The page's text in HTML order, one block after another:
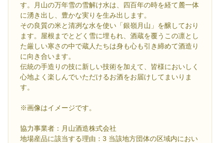
す。月山の万年雪の雪解け水は、四百年の時を経て麓一体
に湧き出し、豊かな実りを生み出します。
その良質の米と清冽な水を使い「銀嶺月山」を醸しており
ます。屋根までとどく雪に埋もれ、酒蔵を覆うこの凛とし
た厳しい寒さの中で蔵人たちは身も心も引き締めて酒造り
に向き合います。
伝統の手造りの技に新しい技術を加えて、皆様においしく
心地よく楽しんでいただけるお酒をお届けしてまいりま
す。
※画像はイメージです。
協力事業者：月山酒造株式会社
地場産品に該当する理由：3 当該地方団体の区域内におい